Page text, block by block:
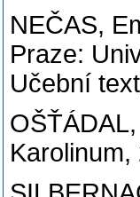
NEČAS,
Praze:
Učební
Karolinum,